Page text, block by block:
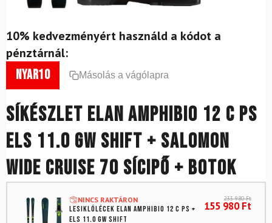
10% kedvezményért használd a kódot a
pénztárnál:
nyar10 Másolás a vágólapra
Síkészlet ELAN Amphibio 12 C PS
ELS 11.0 GW Shift + SALOMON
Wide Cruise 70 sícipő + botok
NINCS RAKTÁRON
Lesiklólécek ELAN Amphibio 12 C PS +
ELS 11.0 GW Shift
233 980Ft
155 980Ft